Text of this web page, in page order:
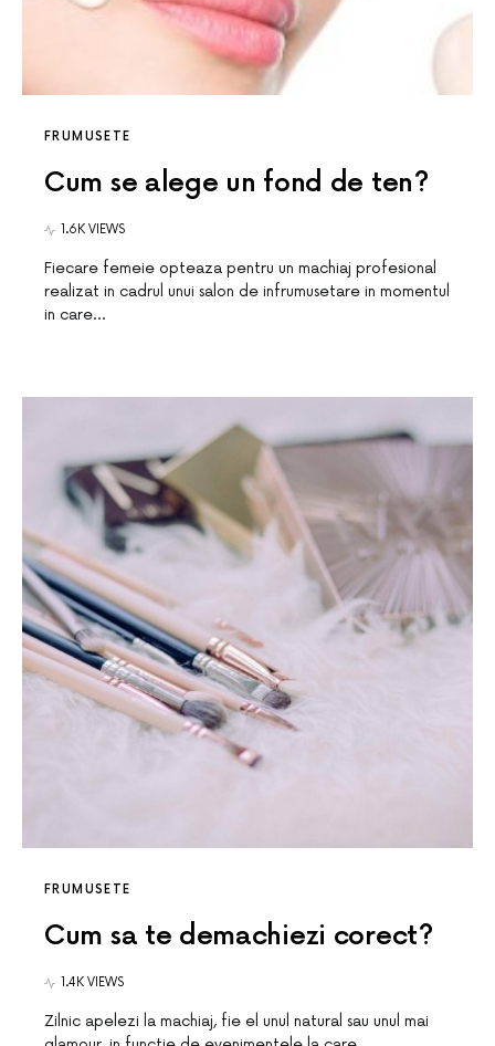
FRUMUSETE
Cum se alege un fond de ten?
1.6K VIEWS
Fiecare femeie opteaza pentru un machiaj profesional
realizat in cadrul unui salon de infrumusetare in momentul
in care…
FRUMUSETE
Cum sa te demachiezi corect?
1.4K VIEWS
Zilnic apelezi la machiaj, fie el unul natural sau unul mai